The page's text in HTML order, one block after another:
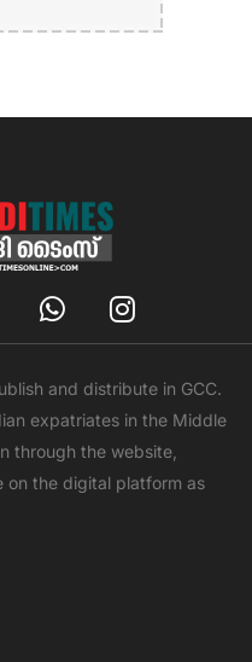
W
h
a
t
s
a
p
p
I
n
s
t
a
g
r
a
and distribute in GCC.
expatriates in the Middle
through the website,
on the digital platform as